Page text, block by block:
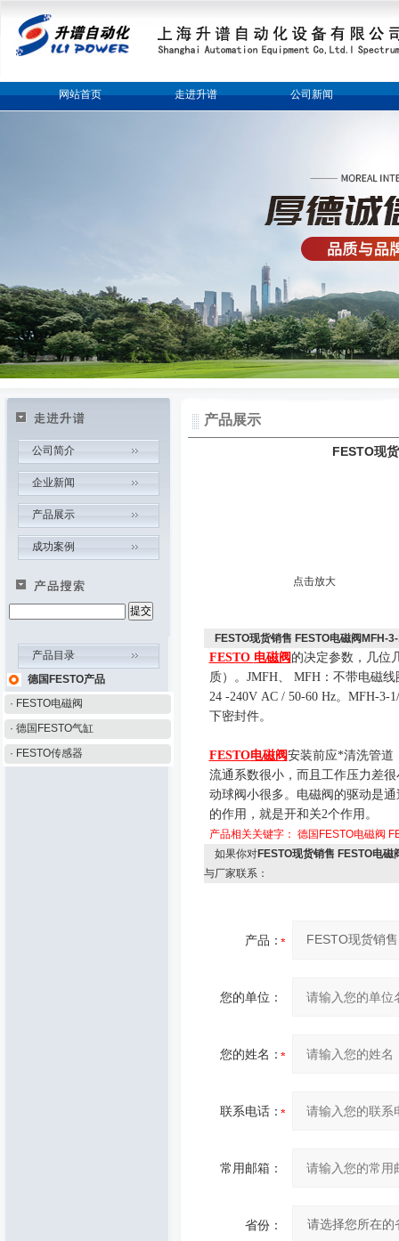
网站首页 走进升谱 公司新闻
公司简介
企业新闻
产品展示
成功案例
产品目录
德国FESTO产品
· FESTO电磁阀
· 德国FESTO气缸
· FESTO传感器
产品展示
FESTO现
点击放大
FESTO现货销售 FESTO电磁阀MFH-
FESTO 电磁阀 的决定参数，几位
质）。 JMFH、 MFH： 不带电磁线
24 -240V AC / 50-60 Hz。 MFH-3-
下密封件。
FESTO电磁阀安装前应*清洗管道
流通系数很小，而且工作压力差很
动球阀小很多。电磁阀的驱动是
的作用，就是开和关2个作用。
产品相关关键字： 德国FESTO电磁阀
如果你对FESTO现货销售 FESTO电磁
与厂家联系：
产品：
您的单位：
您的姓名：
联系电话：
常用邮箱：
省份：